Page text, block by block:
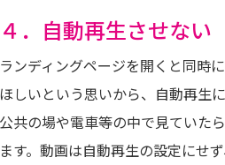
４．自動再生させない
ランディングページを開くと同時
ほしいという思いから、自動再生
公共の場や電車等の中で見ていた
ます。動画は自動再生の設定にせ